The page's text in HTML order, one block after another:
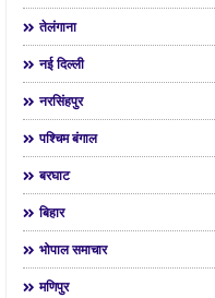
तेलंगाना
नई दिल्ली
नरसिंहपुर
पश्चिम बंगाल
बरघाट
बिहार
भोपाल समाचार
मणिपुर